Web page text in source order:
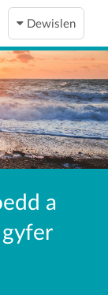
Dewislen
a